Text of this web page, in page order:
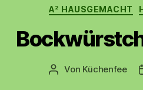
A² HAUSGEMACHT
Beitragsautor
Von Küchenfee